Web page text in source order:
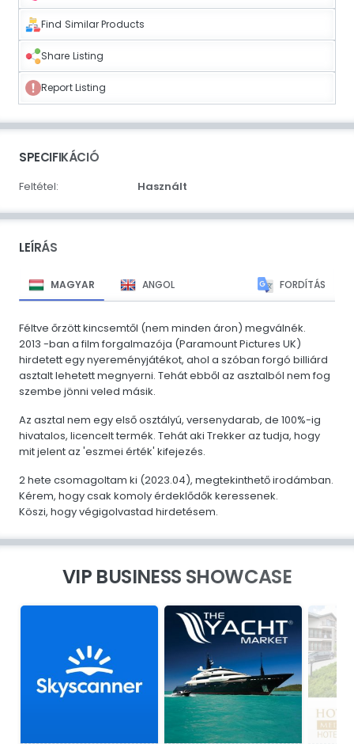
Find Similar Products
Share Listing
Report Listing
SPECIFIKÁCIÓ
Feltétel: Használt
LEÍRÁS
MAGYAR ANGOL FORDÍTÁS
Féltve őrzött kincsemtől (nem minden áron) megválnék.
2013 -ban a film forgalmazója (Paramount Pictures UK)
hirdetett egy nyereményjátékot, ahol a szóban forgó billiárd
asztalt lehetett megnyerni. Tehát ebből az asztalból nem fog
szembe jönni veled másik.
Az asztal nem egy első osztályú, versenydarab, de 100%-ig
hivatalos, licencelt termék. Tehát aki Trekker az tudja, hogy
mit jelent az 'eszmei érték' kifejezés.
2 hete csomagoltam ki (2023.04), megtekinthető irodámban.
Kérem, hogy csak komoly érdeklődők keressenek.
Köszi, hogy végigolvastad hirdetésem.
VIP BUSINESS SHOWCASE